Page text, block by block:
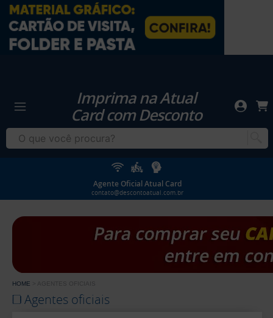
Imprima na Atual
Card com Desconto
Agente Oficial Atual Card
contato@descontoatual.com.br
HOME AGENTES OFICIAIS
Agentes oficiais